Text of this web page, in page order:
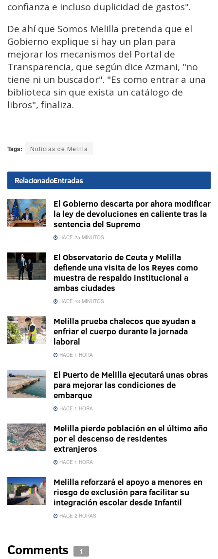
confianza e incluso duplicidad de gastos".
De ahí que Somos Melilla pretenda que el
Gobierno explique si hay un plan para
mejorar los mecanismos del Portal de
Transparencia, que según dice Azmani, "no
tiene ni un buscador". "Es como entrar a una
biblioteca sin que exista un catálogo de
libros", finaliza.
Tags: Noticias de Melilla
RelacionadoEntradas
El Gobierno descarta por ahora modificar
la ley de devoluciones en caliente tras la
sentencia del Supremo
HACE 25 MINUTOS
El Observatorio de Ceuta y Melilla
defiende una visita de los Reyes como
muestra de respaldo institucional a
ambas ciudades
HACE 43 MINUTOS
Melilla prueba chalecos que ayudan a
enfriar el cuerpo durante la jornada
laboral
HACE 1 HORA
El Puerto de Melilla ejecutará unas obras
para mejorar las condiciones de
embarque
HACE 1 HORA
Melilla pierde población en el último año
por el descenso de residentes
extranjeros
HACE 1 HORA
Melilla reforzará el apoyo a menores en
riesgo de exclusión para facilitar su
integración escolar desde Infantil
HACE 2 HORAS
Comments 1